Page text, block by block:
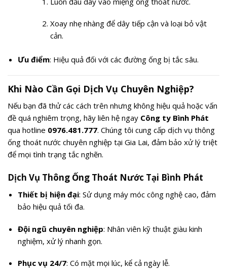
Xoay nhẹ nhàng để dây tiếp cận và loại bỏ vật
cản.
Ưu điểm: Hiệu quả đối với các đường ống bị tắc sâu.
Khi Nào Cần Gọi Dịch Vụ Chuyên Nghiệp?
Nếu bạn đã thử các cách trên nhưng không hiệu quả hoặc vấn
đề quá nghiêm trọng, hãy liên hệ ngay Công ty Bình Phát
qua hotline 0976.481.777. Chúng tôi cung cấp dịch vụ thông
ống thoát nước chuyên nghiệp tại Gia Lai, đảm bảo xử lý triệt
để mọi tình trạng tắc nghẽn.
Dịch Vụ Thông Ống Thoát Nước Tại Bình Phát
Thiết bị hiện đại: Sử dụng máy móc công nghệ cao, đảm
bảo hiệu quả tối đa.
Đội ngũ chuyên nghiệp: Nhân viên kỹ thuật giàu kinh
nghiệm, xử lý nhanh gọn.
Phục vụ 24/7: Có mặt mọi lúc, kể cả ngày lễ.